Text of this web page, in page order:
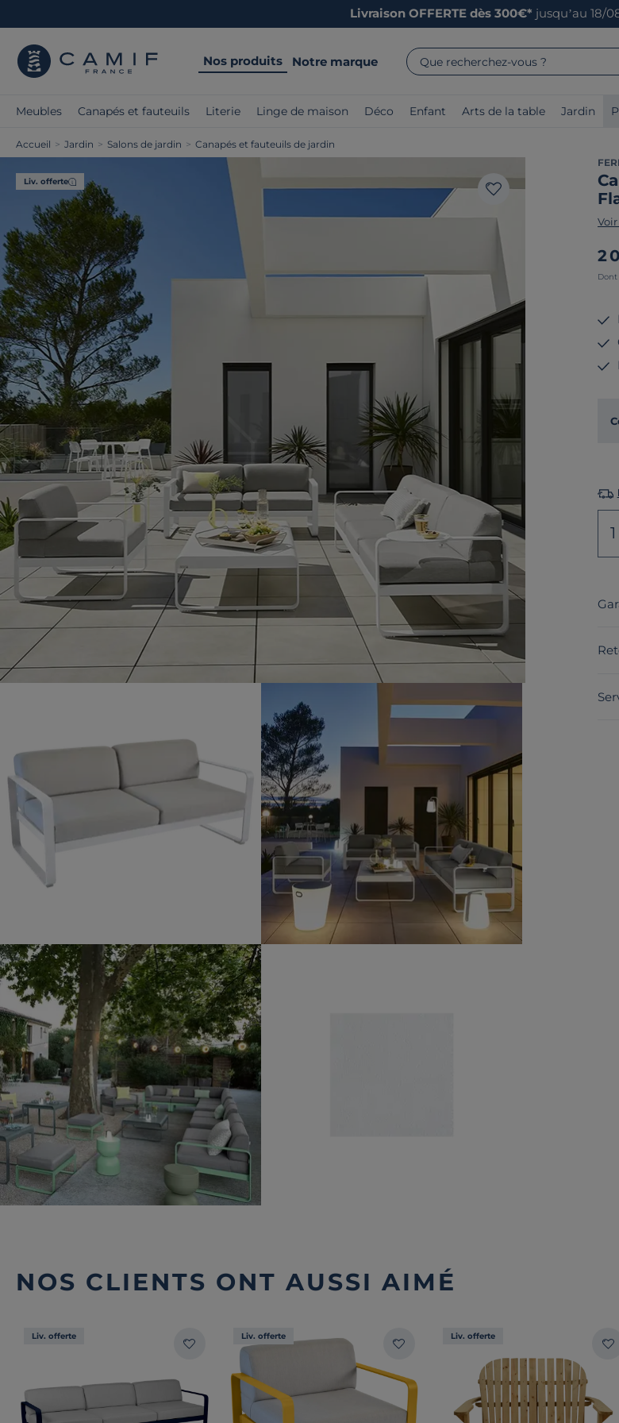
Livraison OFFERTE dès 300€* jusqu’au 18/
Nos produits Notre marque Que recherchez-vous ?
Meubles Canapés et fauteuils Literie Linge de maison Déco Enfant Arts de la table Jardin
Accueil > Jardin > Salons de jardin > Canapés et fauteuils de jardin
Liv. offerte
2
1
NOS CLIENTS ONT AUSSI AIMÉ
Liv. offerte Liv. offerte Liv. offerte